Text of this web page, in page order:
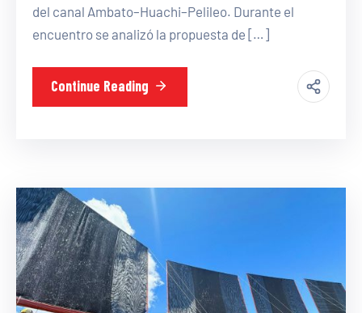
del canal Ambato–Huachi–Pelileo. Durante el
encuentro se analizó la propuesta de […]
Continue Reading